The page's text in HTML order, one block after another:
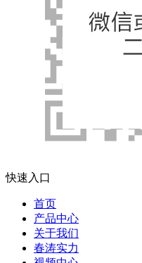
快速入口
首页
产品中心
关于我们
春涛实力